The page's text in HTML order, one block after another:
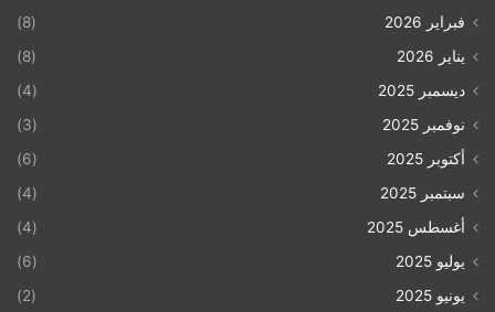
فبراير 2026
(8)
يناير 2026
(8)
ديسمبر 2025
(4)
نوفمبر 2025
(3)
أكتوبر 2025
(6)
سبتمبر 2025
(4)
أغسطس 2025
(4)
يوليو 2025
(6)
يونيو 2025
(2)